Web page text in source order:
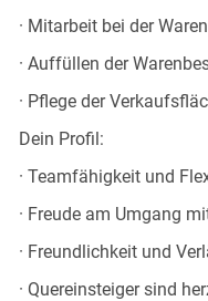
· Mitarbeit bei der
· Auffüllen der
· Pflege der
Dein Profil:
· Teamfähigkeit und
· Freude am Umgang
· Freundlichkeit und
· Quereinsteiger sind